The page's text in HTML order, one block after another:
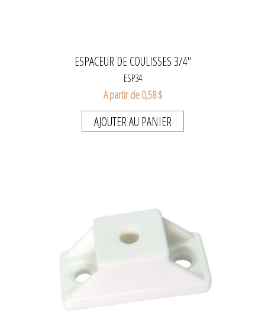
ESPACEUR DE COULISSES 3/4"
ESP34
A partir de 0,58 $
AJOUTER AU PANIER